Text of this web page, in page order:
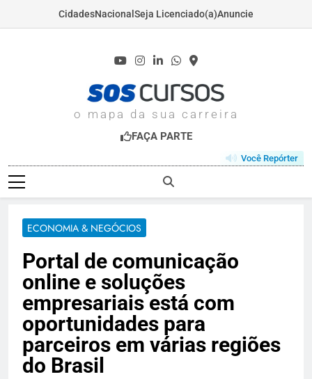
CidadesNacional Seja Licenciado(a)Anuncie
o mapa da sua carreira
FAÇA PARTE
Você Repórter
ECONOMIA & NEGÓCIOS
Portal de comunicação
online e soluções
empresariais está com
oportunidades para
parceiros em várias regiões
do Brasil